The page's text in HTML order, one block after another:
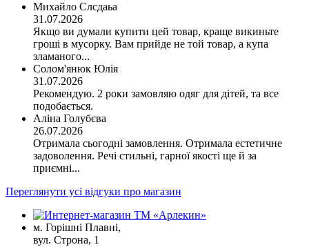
Михайло Слсдаьа
31.07.2026
Якщо ви думали купити цей товар, краще викиньте
гроші в мусорку. Вам прийде не той товар, а купа
зламаного...
Солом'янюк Юлія
31.07.2026
Рекомендую. 2 роки замовляю одяг для дітей, та все
подобається.
Аліна Голубєва
26.07.2026
Отримала сьогодні замовлення. Отримала естетичне
задоволення. Речі стильні, гарної якості ще й за
приємні...
Переглянути усі відгуки про магазин
м. Горішні Плавні,
вул. Строна, 1